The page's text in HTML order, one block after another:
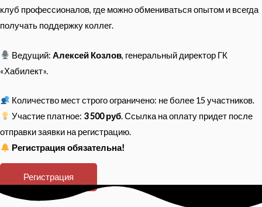
клуб профессионалов, где можно обмениваться опытом и всегда
получать поддержку коллег.
Ведущий: Алексей Козлов, генеральный директор ГК
«Хабилект».
Количество мест строго ограничено: не более 15 участников.
Участие платное: 3500 руб. Ссылка на оплату придет после
отправки заявки на регистрацию.
Регистрация обязательна!
Регистрация